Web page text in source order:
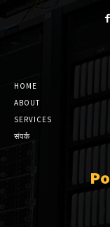
HOME
ABOUT
SERVICES
संपर्क